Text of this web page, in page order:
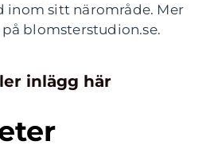
sitt närområde. Mer
blomsterstudion.se.
inlägg här